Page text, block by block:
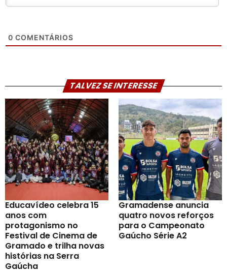
0 COMENTÁRIOS
TALVEZ SE INTERESSE
Educavídeo celebra 15
anos com
protagonismo no
Festival de Cinema de
Gramado e trilha novas
histórias na Serra
Gaúcha
Gramadense anuncia
quatro novos reforços
para o Campeonato
Gaúcho Série A2